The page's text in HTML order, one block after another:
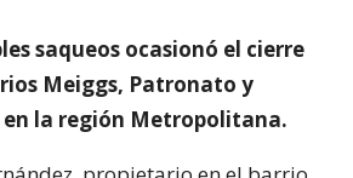
saqueos ocasionó el cierre
Meiggs, Patronato y
la región Metropolitana.